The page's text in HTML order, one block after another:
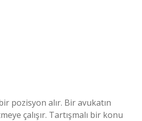
pozisyon alır. Bir avukatın
çalışır. Tartışmalı bir konu